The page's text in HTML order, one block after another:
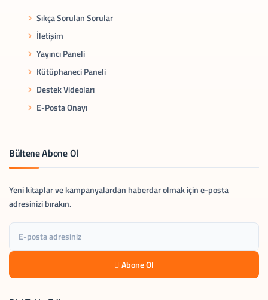
Sıkça Sorulan Sorular
İletişim
Yayıncı Paneli
Kütüphaneci Paneli
Destek Videoları
E-Posta Onayı
Bültene Abone Ol
Yeni kitaplar ve kampanyalardan haberdar olmak için e-posta
adresinizi bırakın.
Abone Ol